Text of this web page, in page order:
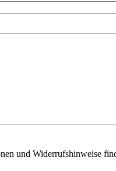
und Widerrufshinweise